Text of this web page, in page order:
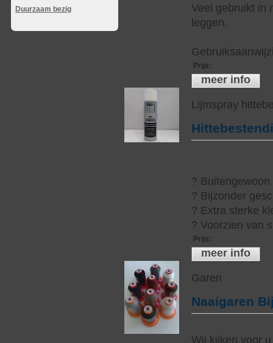
Duurzaam bezig
Veel gebruikt in
leggen.
Prijs:
meer info
Lijmspray
?
? Bijzonder
? Extra sterke
? Voorzien van
Prijs:
meer info
Garen
Naaigaren
Wij kijken voor